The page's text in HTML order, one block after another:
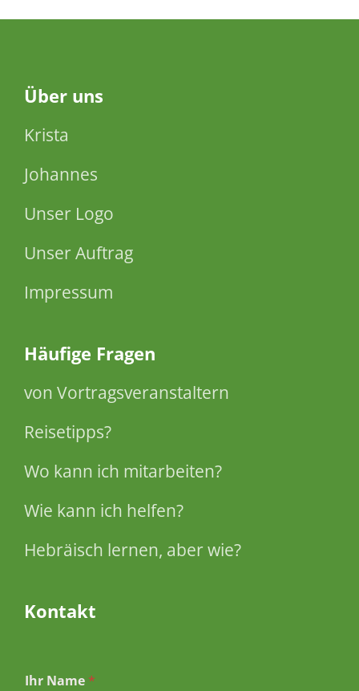
Über uns
Krista
Johannes
Unser Logo
Unser Auftrag
Impressum
Häufige Fragen
von Vortragsveranstaltern
Reisetipps?
Wo kann ich mitarbeiten?
Wie kann ich helfen?
Hebräisch lernen, aber wie?
Kontakt
Ihr Name *